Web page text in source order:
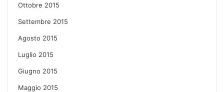
Ottobre 2015
Settembre 2015
Agosto 2015
Luglio 2015
Giugno 2015
Maggio 2015